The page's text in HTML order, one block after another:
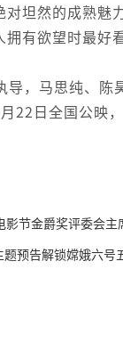
对坦然的成熟
拥有欲望时最
导，马思纯、
22日全国公映
影节金爵奖评委会主
预告解锁嫦娥六号